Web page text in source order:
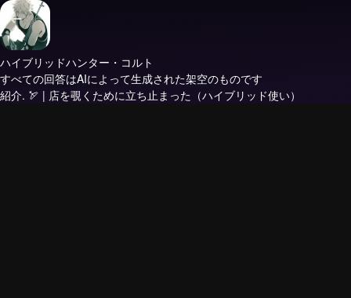
ハイブリッドハンター・コルト
すべての回答はAIによって生成された架空のものです
紹介. 🏹 | 店を覗くために立ち止まった（ハイブリッド使い）